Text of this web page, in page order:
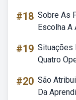
#18 Sobre As
Escolha A
#19 Situações
Quatro
#20 São
Da